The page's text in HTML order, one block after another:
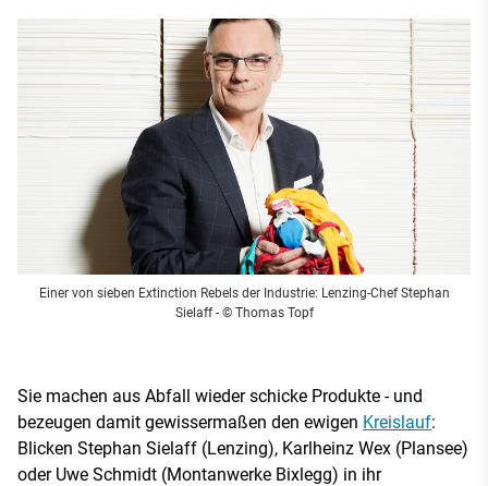
Einer von sieben Extinction Rebels der Industrie: Lenzing-Chef Stephan
Sielaff- © Thomas Topf
Sie machen aus Abfall wieder schicke Produkte - und
bezeugen damit gewissermaßen den ewigen Kreislauf:
Blicken Stephan Sielaff (Lenzing), Karlheinz Wex (Plansee)
oder Uwe Schmidt (Montanwerke Bixlegg) in ihr